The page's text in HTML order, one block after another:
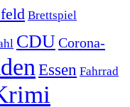
Brettspiel
CDUCorona-
Essen Fahrrad